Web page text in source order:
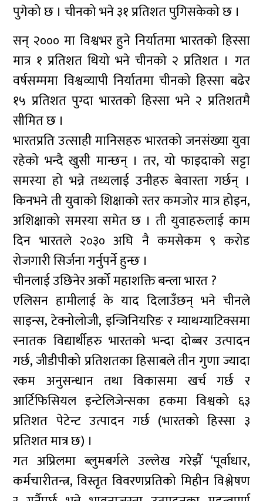
पुगेको छ । चीनको भने ३१ प्रतिशत पुगिसकेको छ ।
सन् २००० मा विश्वभर हुने निर्यातमा भारतको हिस्सा
मात्र १ प्रतिशत थियो भने चीनको २ प्रतिशत । गत
वर्षसम्ममा विश्वव्यापी निर्यातमा चीनको हिस्सा बढेर
१५ प्रतिशत पुग्दा भारतको हिस्सा भने २ प्रतिशतमै
सीमित छ ।
भारतप्रति उत्साही मानिसहरु भारतको जनसंख्या युवा
रहेको भन्दै खुसी मान्छन् । तर, यो फाइदाको सट्टा
समस्या हो भन्ने तथ्यलाई उनीहरु बेवास्ता गर्छन् ।
किनभने ती युवाको शिक्षाको स्तर कमजोर मात्र होइन,
अशिक्षाको समस्या समेत छ । ती युवाहरुलाई काम
दिन भारतले २०३० अघि नै कमसेकम ९ करोड
रोजगारी सिर्जना गर्नुपर्ने हुन्छ ।
चीनलाई उछिनेर अर्को महाशक्ति बन्ला भारत ?
एलिसन हामीलाई के याद दिलाउँछन् भने चीनले
साइन्स, टेक्नोलोजी, इन्जिनियरिङ र म्याथम्याटिक्समा
स्नातक विद्यार्थीहरु भारतको भन्दा दोब्बर उत्पादन
गर्छ, जीडीपीको प्रतिशतका हिसाबले तीन गुणा ज्यादा
रकम अनुसन्धान तथा विकासमा खर्च गर्छ र
आर्टिफिसियल इन्टेलिजेन्सका हकमा विश्वको ६३
प्रतिशत पेटेन्ट उत्पादन गर्छ (भारतको हिस्सा ३
प्रतिशत मात्र छ) ।
गत अप्रिलमा ब्लुमबर्गले उल्लेख गरेझैँ ‘पूर्वाधार,
कर्मचारीतन्त्र, विस्तृत विवरणप्रतिको मिहीन विश्लेषण